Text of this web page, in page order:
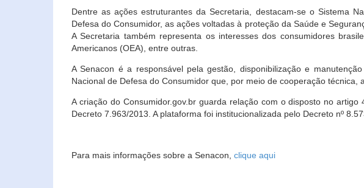
Dentre as ações estruturantes da Secretaria, destacam-se o Sistema
Defesa do Consumidor, as ações voltadas à proteção da Saúde e
A Secretaria também representa os interesses dos consumidores
Americanos (OEA), entre outras.
A Senacon é a responsável pela gestão, disponibilização e
Nacional de Defesa do Consumidor que, por meio de cooperação técnica,
A criação do Consumidor.gov.br guarda relação com o disposto no
Decreto 7.963/2013. A plataforma foi institucionalizada pelo Decreto nº
Para mais informações sobre a Senacon, clique aqui